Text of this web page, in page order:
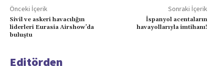
Önceki İçerik
Sivil ve askeri havacılığın
liderleri Eurasia Airshow’da
buluştu
Sonraki İçerik
İspanyol acentaların
havayollarıyla imtihanı!
Editörden